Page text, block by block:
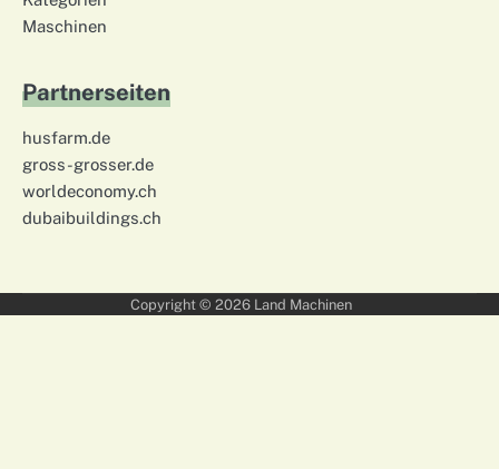
Maschinen
Partnerseiten
husfarm.de
gross-grosser.de
worldeconomy.ch
dubaibuildings.ch
Copyright © 2026 Land Machinen